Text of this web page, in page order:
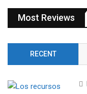
Most Reviews
RECENT